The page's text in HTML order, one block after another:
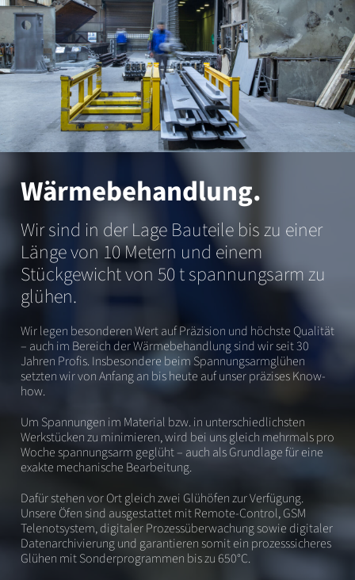
Wärmebehandlung.
Wir sind in der Lage Bauteile bis zu einer
Länge von 10 Metern und einem
Stückgewicht von 50 t spannungsarm zu
glühen.
Wir legen besonderen Wert auf Präzision und höchste Qualität
– auch im Bereich der Wärmebehandlung sind wir seit 30
Jahren Profis. Insbesondere beim Spannungsarmglühen
setzten wir von Anfang an bis heute auf unser präzises Know-
how.
Um Spannungen im Material bzw. in unterschiedlichsten
Werkstücken zu minimieren, wird bei uns gleich mehrmals pro
Woche spannungsarm geglüht – auch als Grundlage für eine
exakte mechanische Bearbeitung.
Dafür stehen vor Ort gleich zwei Glühöfen zur Verfügung.
Unsere Öfen sind ausgestattet mit Remote-Control, GSM
Telenotsystem, digitaler Prozessüberwachung sowie digitaler
Datenarchivierung und garantieren somit ein prozesssicheres
Glühen mit Sonderprogrammen bis zu 650°C.